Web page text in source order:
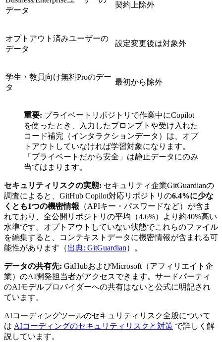
データ
契約上除外
オプトアウト済みユーザーの
データ
設定変更後は対象外
学生・教員向け無料Proのデー
タ
最初から除外
重要: プライベートリポジトリで作業中にCopilot
を使ったとき、入力したプロンプトや受け入れた
コード補完（インタラクションデータ）は、オプ
トアウトしていなければ学習対象になります。
「プライベートだから安全」は静止データにのみ
当てはまります。
セキュリティリスクの実態: セキュリティ企業GitGuardianの
調査によると、GitHub Copilot対応リポジトリの6.4%に少な
くとも1つの機密情報 （APIキー・パスワードなど）が含ま
れており、全公開リポジトリの平均（4.6%）より約40%高い
水準です。オプトアウトしていない状態でこれらのファイル
を編集すると、コンテキストデータに機密情報が含まれる可
能性があります（出典: GitGuardian）。
データの共有先: GitHubおよびMicrosoft（アフィリエイト企
業）のAI開発担当者がアクセスできます。サードパーティ
のAIモデルプロバイダーへの共有はないと公式に明記され
ています。
AIコーディングツールのセキュリティリスク全般について
は AIコーディングのセキュリティリスクと対策 で詳しく解
説しています。